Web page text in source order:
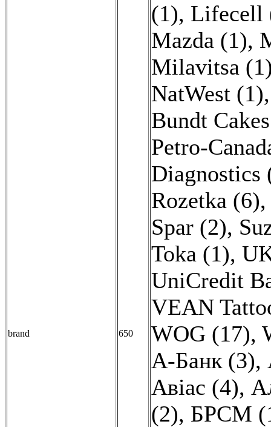
brand 650
(1), Lifecell
Mazda (1),
Milavitsa
NatWest (1)
Bundt
Petro-
Diagnostics
Rozetka (6)
Spar (2),
Toka (1),
UniCredit
VEAN
WOG (17),
А-Банк (3),
Авіас (4),
(2), БРСМ